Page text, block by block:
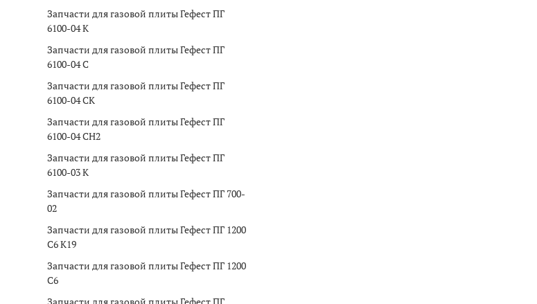
Запчасти для газовой плиты Гефест ПГ
6100-04 K
Запчасти для газовой плиты Гефест ПГ
6100-04 C
Запчасти для газовой плиты Гефест ПГ
6100-04 CK
Запчасти для газовой плиты Гефест ПГ
6100-04 CH2
Запчасти для газовой плиты Гефест ПГ
6100-03 K
Запчасти для газовой плиты Гефест ПГ 700-
02
Запчасти для газовой плиты Гефест ПГ 1200
C6 K19
Запчасти для газовой плиты Гефест ПГ 1200
C6